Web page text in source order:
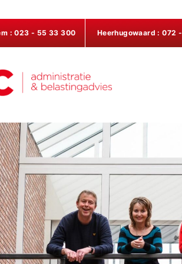
: 023 - 55 33 300 Heerhugowaard : 072